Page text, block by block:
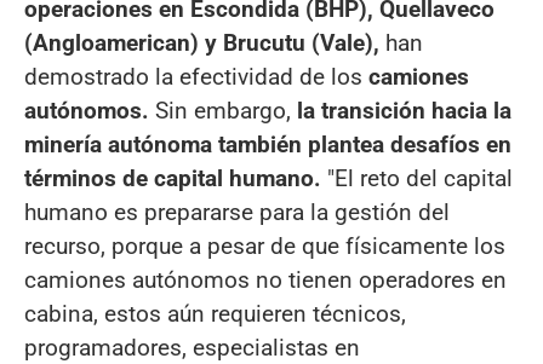
operaciones en Escondida (BHP), Quellaveco
(Angloamerican) y Brucutu (Vale), han
demostrado la efectividad de los camiones
autónomos. Sin embargo, la transición hacia la
minería autónoma también plantea desafíos en
términos de capital humano. "El reto del capital
humano es prepararse para la gestión del
recurso, porque a pesar de que físicamente los
camiones autónomos no tienen operadores en
cabina, estos aún requieren técnicos,
programadores, especialistas en